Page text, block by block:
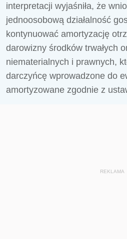
interpretacji wyjaśniła, że
jednoosobową działalność
kontynuować amortyzację
darowizny środków trwałych
niematerialnych i prawnych,
darczyńcę wprowadzone do
amortyzowane zgodnie z
REKLAMA